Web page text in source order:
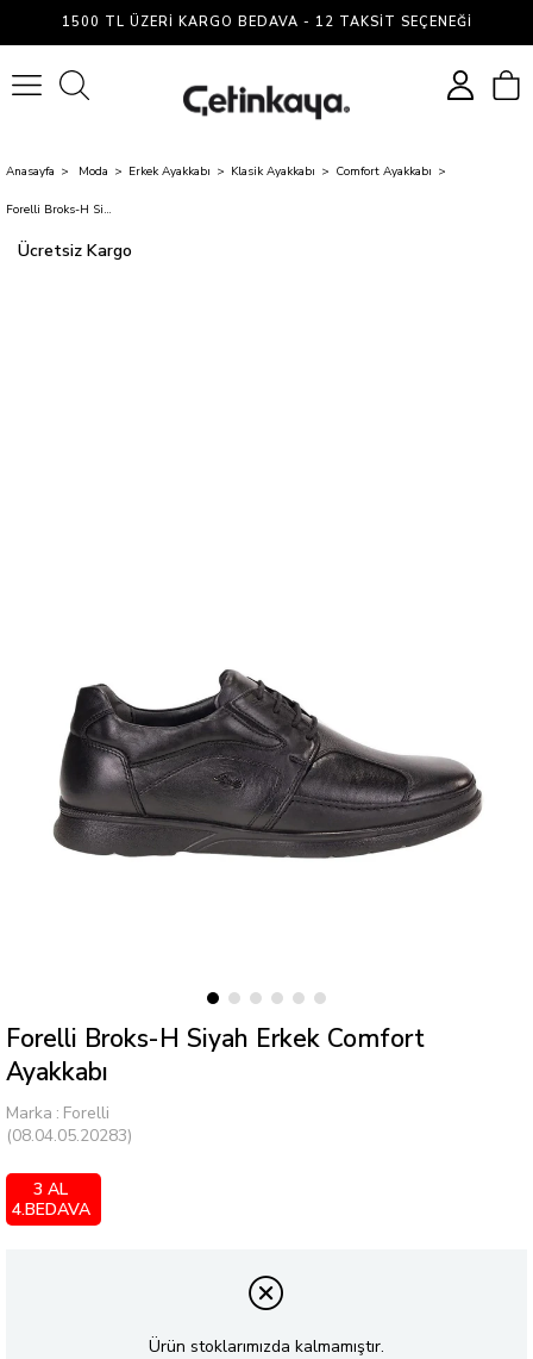
1500 TL ÜZERI KARGO BEDAVA - 12 TAKSIT SEÇENEĞI
Anasayfa Moda Erkek Ayakkabı Klasik Ayakkabı Comfort Ayakkabı
Forelli Broks-H Siyah Erkek Comfort Ayakkabı
Ücretsiz Kargo
Forelli Broks-H Siyah Erkek Comfort
Ayakkabı
Marka : Forelli
(08.04.05.20283)
3 AL
4.BEDAVA
Ürün stoklarımızda kalmamıştır.